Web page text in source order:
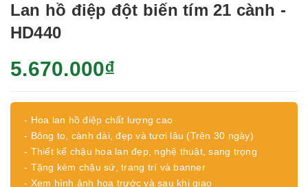
Lan hồ điệp đột biến tím 21 cành -
HD440
5.670.000₫
- Hoa lan hồ điệp chất lượng cao
- Bông to, cành dài, đẹp và tươi lâu (Trên 30 ngày)
- Thiết kế chậu hoa lan đẹp, nghệ thuật, sang trọng
- Tặng kèm chậu sứ, trang trí và banner
- Xem hình ảnh hoa trước và sau khi giao